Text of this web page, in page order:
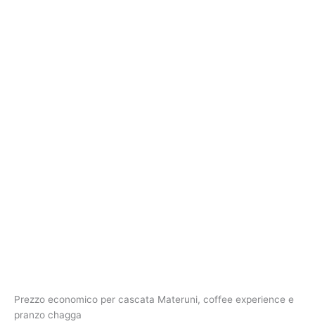
Prezzo economico per cascata Materuni, coffee experience e
pranzo chagga